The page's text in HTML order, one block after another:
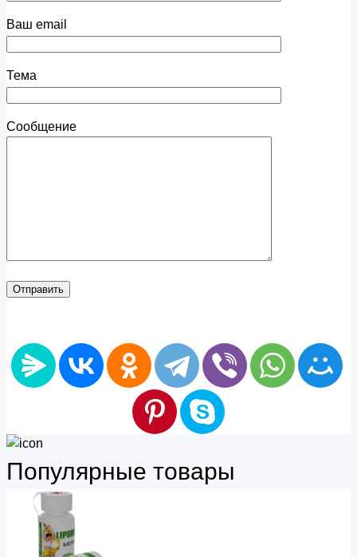
Ваш email
Тема
Сообщение
Популярные товары